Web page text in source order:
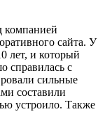
компанией
сайта. У
лет, и который
справилась с
сильные
составили
устроило. Также